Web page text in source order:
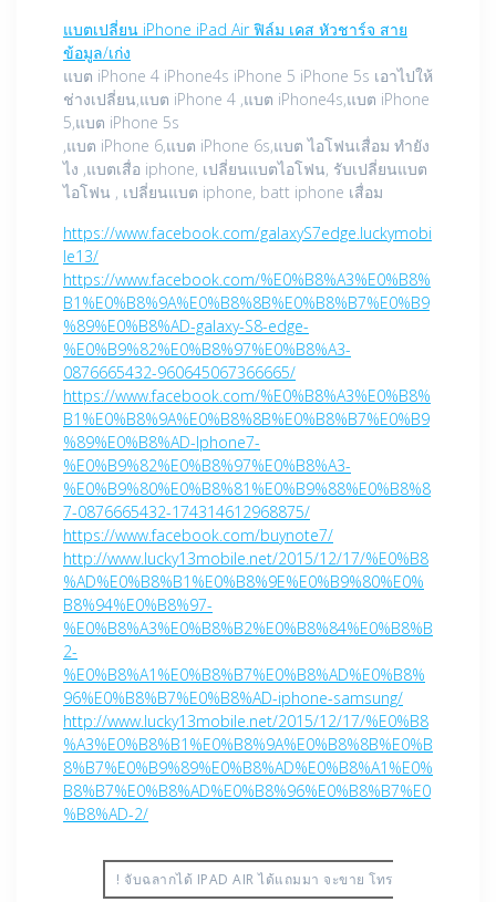
แบตเปลี่ยน iPhone iPad Air ฟิล์ม เคส หัวชาร์จ สาย
ข้อมูล/เก่ง
แบต iPhone 4 iPhone4s iPhone 5 iPhone 5s เอาไปให้
ช่างเปลี่ยน,แบต iPhone 4 ,แบต iPhone4s,แบต iPhone
5,แบต iPhone 5s
,แบต iPhone 6,แบต iPhone 6s,แบต ไอโฟนเสื่อม ทำยัง
ไง ,แบตเสื่อ iphone, เปลี่ยนแบตไอโฟน, รับเปลี่ยนแบต
ไอโฟน , เปลี่ยนแบต iphone, batt iphone เสื่อม
https://www.facebook.com/galaxyS7edge.luckymobi
le13/
https://www.facebook.com/%E0%B8%A3%E0%B8%
B1%E0%B8%9A%E0%B8%8B%E0%B8%B7%E0%B9
%89%E0%B8%AD-galaxy-S8-edge-
%E0%B9%82%E0%B8%97%E0%B8%A3-
0876665432-960645067366665/
https://www.facebook.com/%E0%B8%A3%E0%B8%
B1%E0%B8%9A%E0%B8%8B%E0%B8%B7%E0%B9
%89%E0%B8%AD-Iphone7-
%E0%B9%82%E0%B8%97%E0%B8%A3-
%E0%B9%80%E0%B8%81%E0%B9%88%E0%B8%8
7-0876665432-174314612968875/
https://www.facebook.com/buynote7/
http://www.lucky13mobile.net/2015/12/17/%E0%B8
%AD%E0%B8%B1%E0%B8%9E%E0%B9%80%E0%
B8%94%E0%B8%97-
%E0%B8%A3%E0%B8%B2%E0%B8%84%E0%B8%B
2-
%E0%B8%A1%E0%B8%B7%E0%B8%AD%E0%B8%
96%E0%B8%B7%E0%B8%AD-iphone-samsung/
http://www.lucky13mobile.net/2015/12/17/%E0%B8
%A3%E0%B8%B1%E0%B8%9A%E0%B8%8B%E0%B
8%B7%E0%B9%89%E0%B8%AD%E0%B8%A1%E0%
B8%B7%E0%B8%AD%E0%B8%96%E0%B8%B7%E0
%B8%AD-2/
! จับฉลากได้ IPAD AIR ได้แถมมา จะขาย โทร